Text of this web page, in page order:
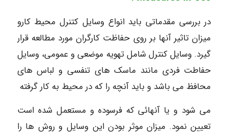
در بررسی مقدماتی باید انواع وسایل کتنرل محیط کارو
میزان تاثیر آنها بر روی حفاظت کارگران مورد مطالعه قرار
گیرد. وسایل کنترل شامل تهویه موضعی و عمومی، وسایل
حفاطت فردی مانند ماسک های تنفسی و لباس های
محافظ می باشد و باید آنچه را که در محیط به کار گرفته
می شود و یا آنهائی که فرسوده و مستعمل شده است
تعیین نمود. میزان موثر بودن این وسایل و روش ها را